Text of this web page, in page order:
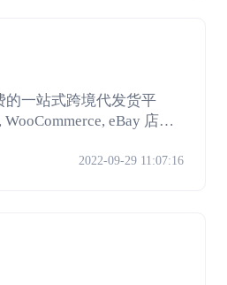
的一站式跨境代发货平
eBay 店
采购产品，用户只需简单
2022-09-29 11:07:16